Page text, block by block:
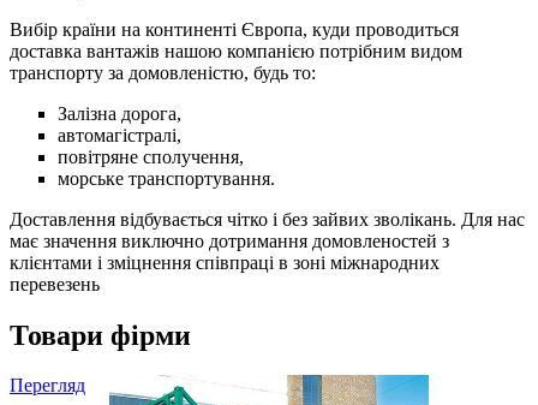
Вибір країни на континенті Європа, куди проводиться
доставка вантажів нашою компанією потрібним видом
транспорту за домовленістю, будь то:
Залізна дорога,
автомагістралі,
повітряне сполучення,
морське транспортування.
Доставлення відбувається чітко і без зайвих зволікань. Для нас
має значення виключно дотримання домовленостей з
клієнтами і зміцнення співпраці в зоні міжнародних
перевезень
Товари фірми
Перегляд